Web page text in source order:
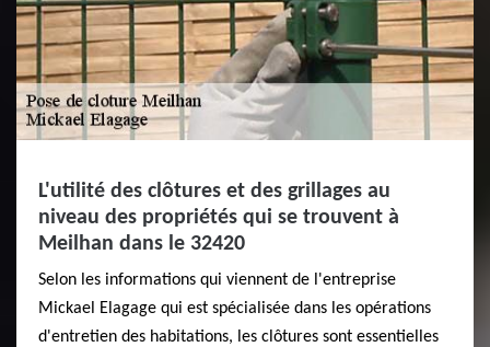
L'utilité des clôtures et des grillages au
niveau des propriétés qui se trouvent à
Meilhan dans le 32420
Selon les informations qui viennent de l'entreprise
Mickael Elagage qui est spécialisée dans les opérations
d'entretien des habitations, les clôtures sont essentielles